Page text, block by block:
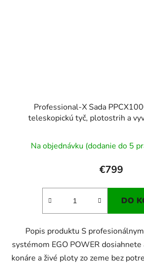
Professional-X Sada
teleskopickú tyč, plotostrih a
Na objednávku (dodanie do 5
€799
DO
Popis produktu S
systémom EGO POWER
konáre a živé ploty zo zeme bez